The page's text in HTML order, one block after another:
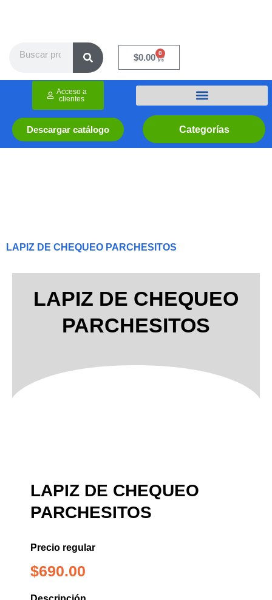
$0.00 0
Cart
Categorías
Descargar catálogo
Acceso a
clientes
LAPIZ DE CHEQUEO PARCHESITOS
LAPIZ DE CHEQUEO
PARCHESITOS
LAPIZ DE CHEQUEO
PARCHESITOS
Precio regular
$690.00